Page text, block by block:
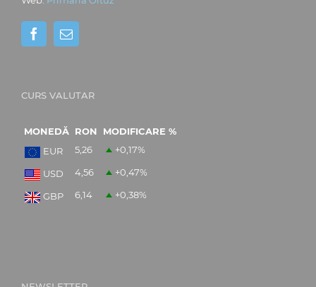
CURS VALUTAR
MONEDĂ RON
MODIFICARE %
EUR
5,26 +0,17%
USD 4,56 +0,47%
GBP 6,14 +0,38%